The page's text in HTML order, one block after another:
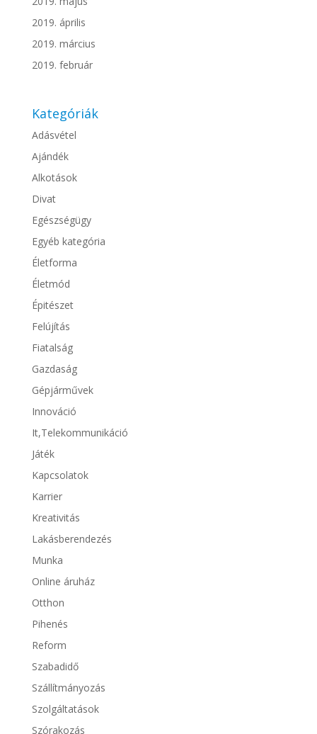
2019. április
2019. március
2019. február
Kategóriák
Adásvétel
Ajándék
Alkotások
Divat
Egészségügy
Egyéb kategória
Életforma
Életmód
Épitészet
Felújítás
Fiatalság
Gazdaság
Gépjárművek
Innováció
It,Telekommunikáció
Játék
Kapcsolatok
Karrier
Kreativitás
Lakásberendezés
Munka
Online áruház
Otthon
Pihenés
Reform
Szabadidő
Szállítmányozás
Szolgáltatások
Szórakozás